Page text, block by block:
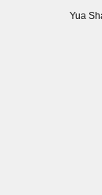
Yua